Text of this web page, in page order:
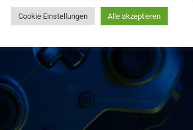
Cookie Einstellungen Alle akzeptieren